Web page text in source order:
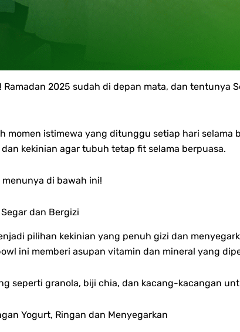
Ramadan 2025 sudah di depan mata, dan tentunya
momen istimewa yang ditunggu setiap hari
kekinian agar tubuh tetap fit selama berpuasa.
menunya di bawah ini!
dan Bergizi
pilihan kekinian yang penuh gizi dan
ini memberi asupan vitamin dan mineral yang
seperti granola, biji chia, dan kacang-kacangan
Yogurt, Ringan dan Menyegarkan